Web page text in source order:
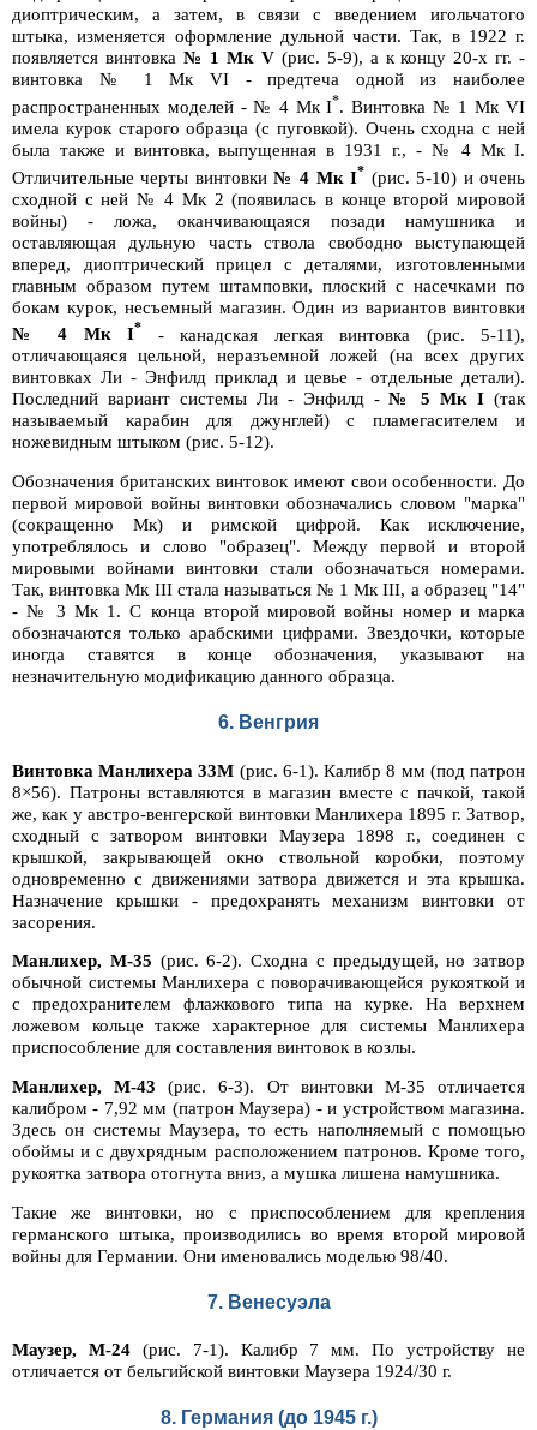
диоптрическим, а затем, в связи с введением игольчатого
штыка, изменяется оформление дульной части. Так, в 1922 г.
появляется винтовка № 1 Мк V (рис. 5-9), а к концу 20-х гг. -
винтовка № 1 Мк VI - предтеча одной из наиболее
распространенных моделей - № 4 Мк I*. Винтовка № 1 Мк VI
имела курок старого образца (с пуговкой). Очень сходна с ней
была также и винтовка, выпущенная в 1931 г., - № 4 Мк I.
Отличительные черты винтовки№ 4 Мк I* (рис. 5-10) и очень
сходной с ней № 4 Мк 2 (появилась в конце второй мировой
войны) - ложа, оканчивающаяся позади намушника и
оставляющая дульную часть ствола свободно выступающей
вперед, диоптрический прицел с деталями, изготовленными
главным образом путем штамповки, плоский с насечками по
бокам курок, несъемный магазин. Один из вариантов винтовки
№ 4 Мк I* - канадская легкая винтовка (рис. 5-11),
отличающаяся цельной, неразъемной ложей (на всех других
винтовках Ли - Энфилд приклад и цевье - отдельные детали).
Последний вариант системы Ли - Энфилд -№ 5 Мк I (так
называемый карабин для джунглей) с пламегасителем и
ножевидным штыком (рис. 5-12).
Обозначения британских винтовок имеют свои особенности. До
первой мировой войны винтовки обозначались словом "марка"
(сокращенно Мк) и римской цифрой. Как исключение,
употреблялось и слово "образец". Между первой и второй
мировыми войнами винтовки стали обозначаться номерами.
Так, винтовка Мк III стала называться № 1 Мк III, а образец "14"
- № 3 Мк 1. С конца второй мировой войны номер и марка
обозначаются только арабскими цифрами. Звездочки, которые
иногда ставятся в конце обозначения, указывают на
незначительную модификацию данного образца.
6. Венгрия
Винтовка Манлихера 33М (рис. 6-1). Калибр 8 мм (под патрон
8×56). Патроны вставляются в магазин вместе с пачкой, такой
же, как у австро-венгерской винтовки Манлихера 1895 г. Затвор,
сходный с затвором винтовки Маузера 1898 г., соединен с
крышкой, закрывающей окно ствольной коробки, поэтому
одновременно с движениями затвора движется и эта крышка.
Назначение крышки - предохранять механизм винтовки от
засорения.
Манлихер, М-35 (рис. 6-2). Сходна с предыдущей, но затвор
обычной системы Манлихера с поворачивающейся рукояткой и
с предохранителем флажкового типа на курке. На верхнем
ложевом кольце также характерное для системы Манлихера
приспособление для составления винтовок в козлы.
Манлихер, М-43(рис. 6-3). От винтовки М-35 отличается
калибром - 7,92 мм (патрон Маузера) - и устройством магазина.
Здесь он системы Маузера, то есть наполняемый с помощью
обоймы и с двухрядным расположением патронов. Кроме того,
рукоятка затвора отогнута вниз, а мушка лишена намушника.
Такие же винтовки, но с приспособлением для крепления
германского штыка, производились во время второй мировой
войны для Германии. Они именовались моделью 98/40.
7. Венесуэла
Маузер, М-24(рис. 7-1). Калибр 7 мм. По устройству не
отличается от бельгийской винтовки Маузера 1924/30 г.
8. Германия (до 1945 г.)